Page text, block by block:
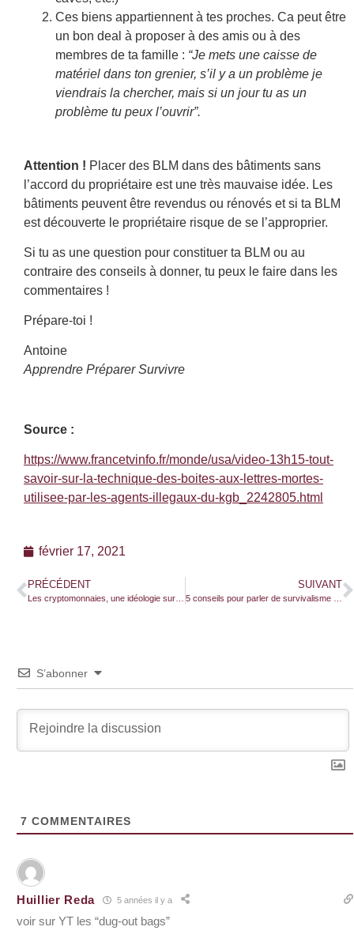
Ces biens appartiennent à tes proches. Ca peut être
un bon deal à proposer à des amis ou à des
membres de ta famille : “Je mets une caisse de
matériel dans ton grenier, s’il y a un problème je
viendrais la chercher, mais si un jour tu as un
problème tu peux l’ouvrir”.
Attention ! Placer des BLM dans des bâtiments sans
l’accord du propriétaire est une très mauvaise idée. Les
bâtiments peuvent être revendus ou rénovés et si ta BLM
est découverte le propriétaire risque de se l’approprier.
Si tu as une question pour constituer ta BLM ou au
contraire des conseils à donner, tu peux le faire dans les
commentaires !
Prépare-toi !
Antoine
Apprendre Préparer Survivre
Source :
https://www.francetvinfo.fr/monde/usa/video-13h15-tout-
savoir-sur-la-technique-des-boites-aux-lettres-mortes-
utilisee-par-les-agents-illegaux-du-kgb_2242805.html
février 17, 2021
PRÉCÉDENT SUIVANT
S’abonner
7 COMMENTAIRES
Huillier Reda 5 années il y a
voir sur YT les “dug-out bags”